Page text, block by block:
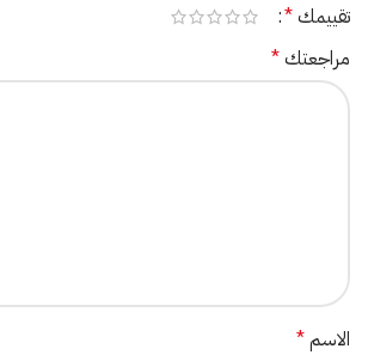
تقييمك*
مراجعتك*
الاسم*